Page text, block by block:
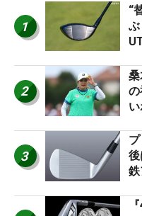
1
“
2
3